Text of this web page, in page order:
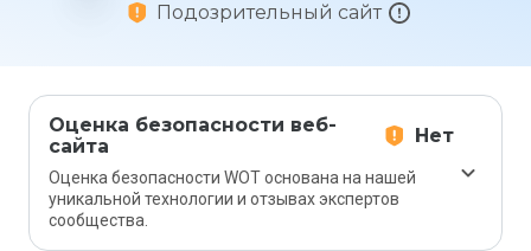
Подозрительный сайт
Оценка безопасности веб-
сайта
Нет
Оценка безопасности WOT основана на нашей
уникальной технологии и отзывах экспертов
сообщества.